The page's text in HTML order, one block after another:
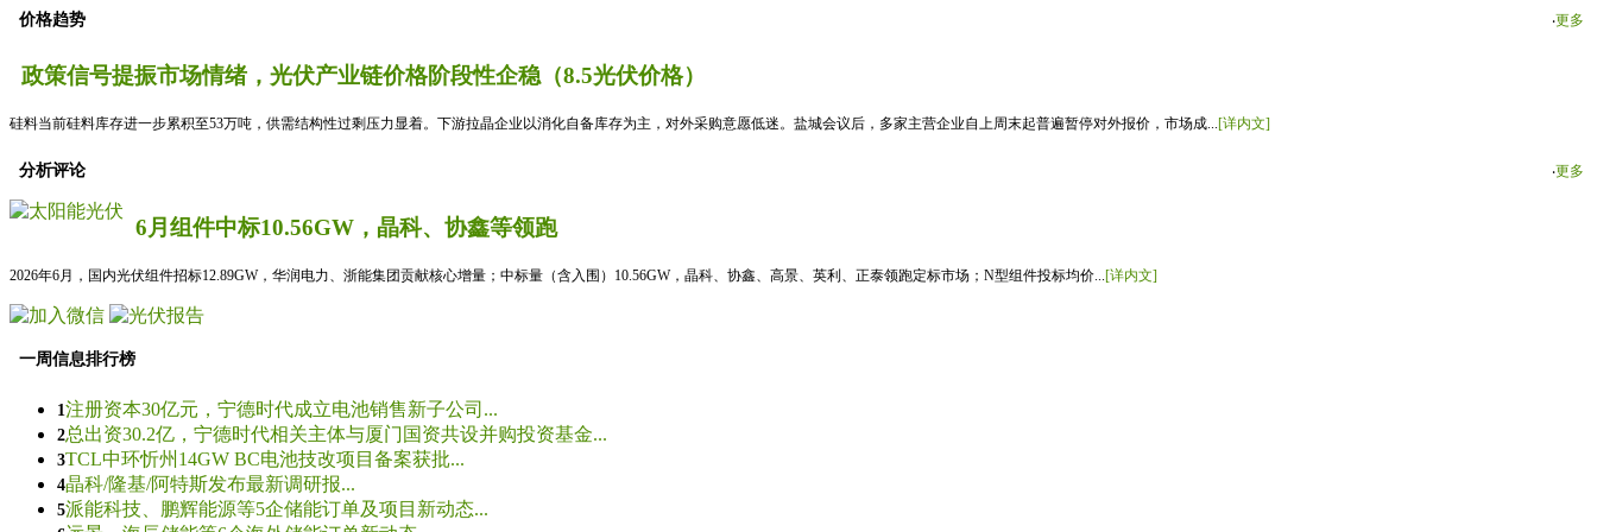
价格趋势 ‧更多
政策信号提振市场情绪，光伏产业链价格阶段性企稳（8.5光伏价格）
硅料当前硅料库存进一步累积至53万吨，供需结构性过剩压力显着。下游拉晶企业以消化自备库存为主，对外采购意愿低迷。盐城会议后，多家主营企业自上周末起普遍暂停对外报价，市场成...[详内文]
分析评论 ‧更多
6月组件中标10.56GW，晶科、协鑫等领跑
2026年6月，国内光伏组件招标12.89GW，华润电力、浙能集团贡献核心增量；中标量（含入围）10.56GW，晶科、协鑫、高景、英利、正泰领跑定标市场；N型组件投标均价... [详内文]
一周信息排行榜
1注册资本30亿元，宁德时代成立电池销售新子公司...
2总出资30.2亿，宁德时代相关主体与厦门国资共设并购投资基金...
3TCL中环忻州14GW BC电池技改项目备案获批...
4晶科/隆基/阿特斯发布最新调研报...
5派能科技、鹏辉能源等5企储能订单及项目新动态...